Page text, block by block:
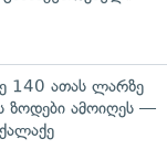
140 ათას ლარზე
ზოდები ამოიღეს —